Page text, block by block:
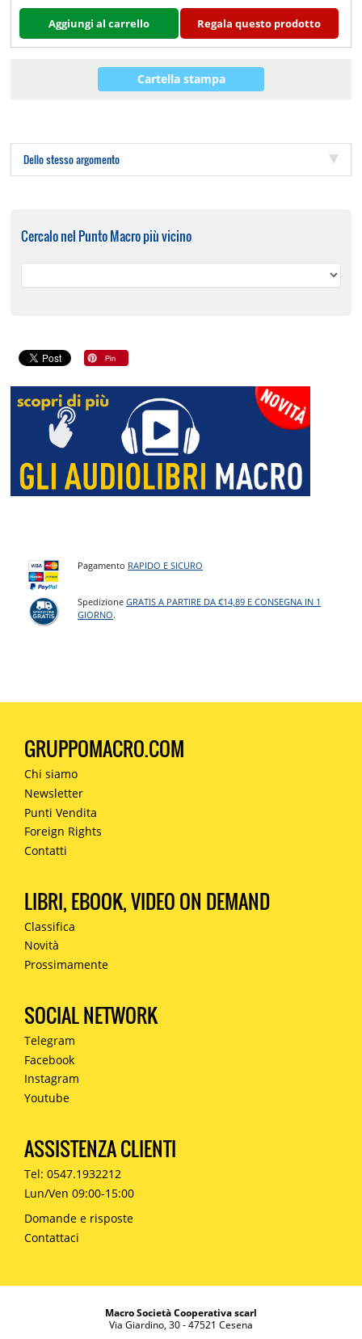
Aggiungi al carrello Regala questo prodotto
Cartella stampa
Dello stesso argomento
Cercalo nel Punto Macro più vicino
Pagamento RAPIDO E SICURO
SpedizioneGRATIS A PARTIRE DA €14,89 E CONSEGNA IN 1
GIORNO.
GRUPPOMACRO.COM
Chi siamo
Newsletter
Punti Vendita
Foreign Rights
Contatti
LIBRI, EBOOK, VIDEO ON DEMAND
Classifica
Novità
Prossimamente
SOCIAL NETWORK
Telegram
Facebook
Instagram
Youtube
ASSISTENZA CLIENTI
Tel: 0547.1932212
Lun/Ven 09:00-15:00
Domande e risposte
Contattaci
Macro Società Cooperativa scarl
Via Giardino, 30 - 47521 Cesena